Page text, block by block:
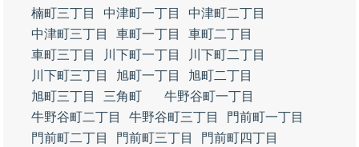
楠町三丁目
中津町一丁目
中津町二丁目
中津町三丁目
車町一丁目
車町二丁目
車町三丁目
川下町一丁目
川下町二丁目
川下町三丁目
旭町一丁目
旭町二丁目
旭町三丁目
三角町
牛野谷町一丁目
牛野谷町二丁目
牛野谷町三丁目
門前町一丁目
門前町二丁目
門前町三丁目
門前町四丁目